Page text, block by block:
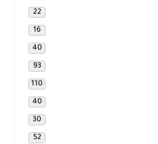
22
16
40
93
110
40
30
52